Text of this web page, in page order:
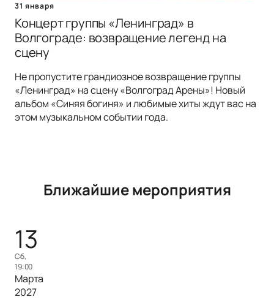
31 января
Концерт группы «Ленинград» в
Волгограде: возвращение легенд на
сцену
Не пропустите грандиозное возвращение группы
«Ленинград» на сцену «Волгоград Арены»! Новый
альбом «Синяя богиня» и любимые хиты ждут вас на
этом музыкальном событии года.
Ближайшие мероприятия
13
сб,
19:00
Марта
2027